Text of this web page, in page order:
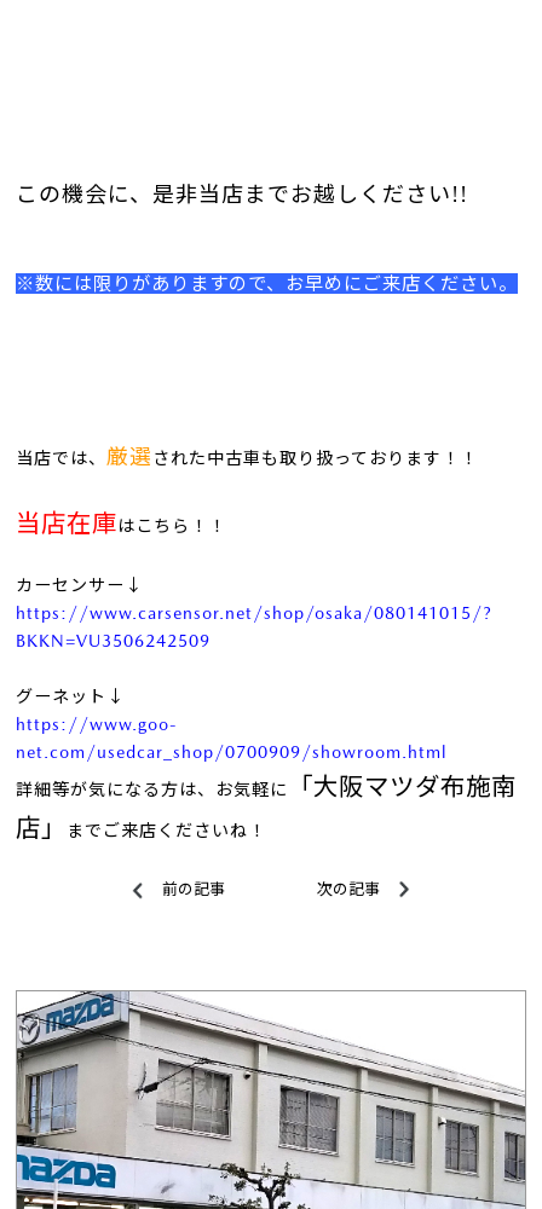
この機会に、是非当店までお越しください!!
※数には限りがありますので、お早めにご来店ください。
当店では、 厳選 された中古車も取り扱っております！！
当店在庫はこちら！！
カーセンサー↓
https://www.carsensor.net/shop/osaka/080141015/?
BKKN=VU3506242509
グーネット↓
https://www.goo-
net.com/usedcar_shop/0700909/showroom.html
詳細等が気になる方は、お気軽に
「大阪マツダ布施南
店」
までご来店くださいね！
前の記事 次の記事